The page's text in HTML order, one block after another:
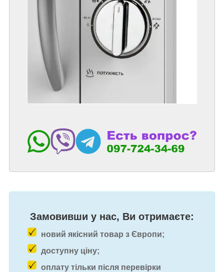
Замовивши у нас, Ви отримаєте:
новий якісний товар з Європи;
доступну ціну;
оплату тільки після перевірки